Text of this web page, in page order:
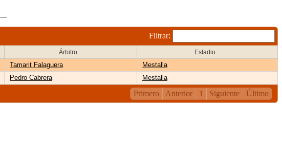
Filtrar:
Árbitro Estadio
Tamarit Falaguera Mestalla
Pedro Cabrera Mestalla
Primero Anterior 1 Siguiente Último